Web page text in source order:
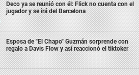
Deco ya se reunió con él: Flick no cuenta con el
jugador y se irá del Barcelona
Esposa de "El Chapo" Guzmán sorprende con
regalo a Davis Flow y así reaccionó el tiktoker